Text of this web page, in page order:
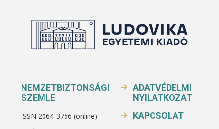
NEMZETBIZTONSÁGI
SZEMLE
ISSN 2064-3756 (online)
ADATVÉDELMI
NYILATKOZAT
KAPCSOLAT